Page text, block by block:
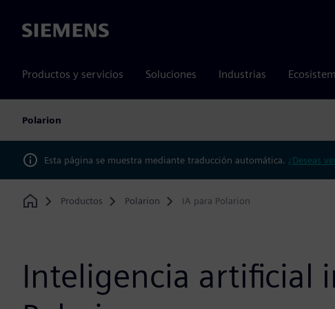
Siemens
Productos y servicios Soluciones Industrias
Polarion
Esta página se muestra mediante traducción automática. ¿Deseas
Home
Productos Polarion IA para Polarion
Inteligencia artificial